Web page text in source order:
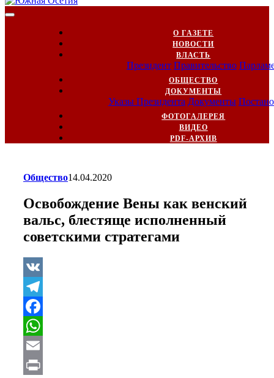
О ГАЗЕТЕ
НОВОСТИ
ВЛАСТЬ
Президент Правительство
ОБЩЕСТВО
ДОКУМЕНТЫ
Указы Президента Документы
ФОТОГАЛЕРЕЯ
ВИДЕО
PDF-АРХИВ
Общество14.04.2020
Освобождение Вены как венский
вальс, блестяще исполненный
советскими стратегами
VK
Telegram
Facebook
WhatsApp
Email